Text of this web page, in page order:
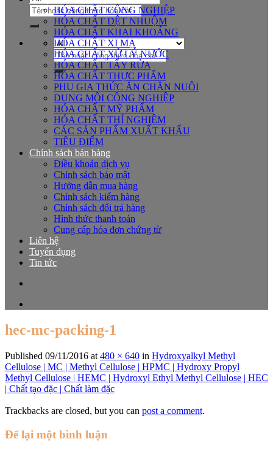
Tìm
kiếm:
Tìm
kiếm:
HÓA CHẤT CÔNG NGHIỆP
HÓA CHẤT DỆT NHUỘM
HÓA CHẤT KHAI KHOÁNG
HÓA CHẤT XI MẠ
HÓA CHẤT XỬ LÝ NƯỚC
HÓA CHẤT TẨY RỬA
HÓA CHẤT THỰC PHẨM
PHỤ GIA THỨC ĂN CHĂN NUÔI
DUNG MÔI CÔNG NGHIỆP
HÓA CHẤT MỸ PHẨM
HÓA CHẤT THÍ NGHIỆM
CÁC SẢN PHẨM XUẤT KHẨU
TIÊU ĐIỂM
Chính sách bán hàng
Điều khoản dịch vụ
Chính sách bảo mật
Hướng dẫn mua hàng
Chính sách kiểm hàng
Chính sách đổi trả hàng
Hình thức thanh toán
Cung cấp hóa đơn chứng từ
Liên hệ
Tuyển dụng
Tin tức
hec-mc-packing-1
Published 09/11/2016 at 480 × 640 in Hydroxyalkyl Methyl
Cellulose | MC | Methyl Cellulose | HPMC | Hydroxy Propyl
Methyl Cellulose | HEMC | Hydroxyl Ethyl Methyl Cellulose | HEC
| Chất tạo đặc | Chất làm đặc
Trackbacks are closed, but you can post a comment.
Để lại một bình luận